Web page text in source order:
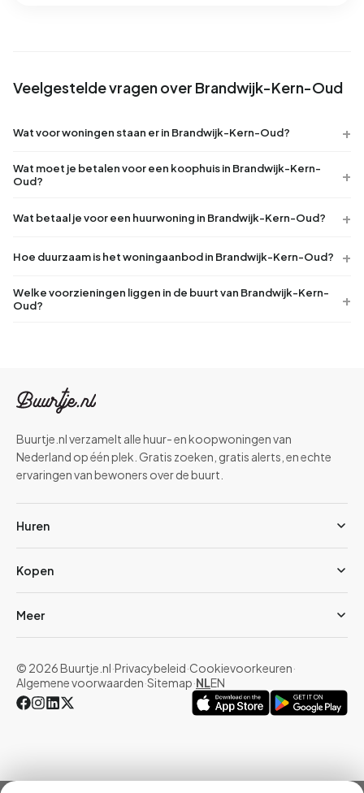
Veelgestelde vragen over Brandwijk-Kern-Oud
Wat voor woningen staan er in Brandwijk-Kern-Oud?
Wat moet je betalen voor een koophuis in Brandwijk-Kern-
Oud?
Wat betaal je voor een huurwoning in Brandwijk-Kern-Oud?
Hoe duurzaam is het woningaanbod in Brandwijk-Kern-Oud?
Welke voorzieningen liggen in de buurt van Brandwijk-Kern-
Oud?
Buurtje.nl verzamelt alle huur- en koopwoningen van
Nederland op één plek. Gratis zoeken, gratis alerts, en echte
ervaringen van bewoners over de buurt.
Huren
Kopen
Meer
© 2026 Buurtje.nl·Privacybeleid·Cookievoorkeuren·
Algemene voorwaarden·Sitemap·NLEN